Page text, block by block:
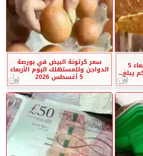
أسعار الذهب اليوم الأربعاء 5 سعر كرتونة البيض في بورصة
الدواجن وللمستهلك اليوم الأربعاء
5 أغسطس 2026